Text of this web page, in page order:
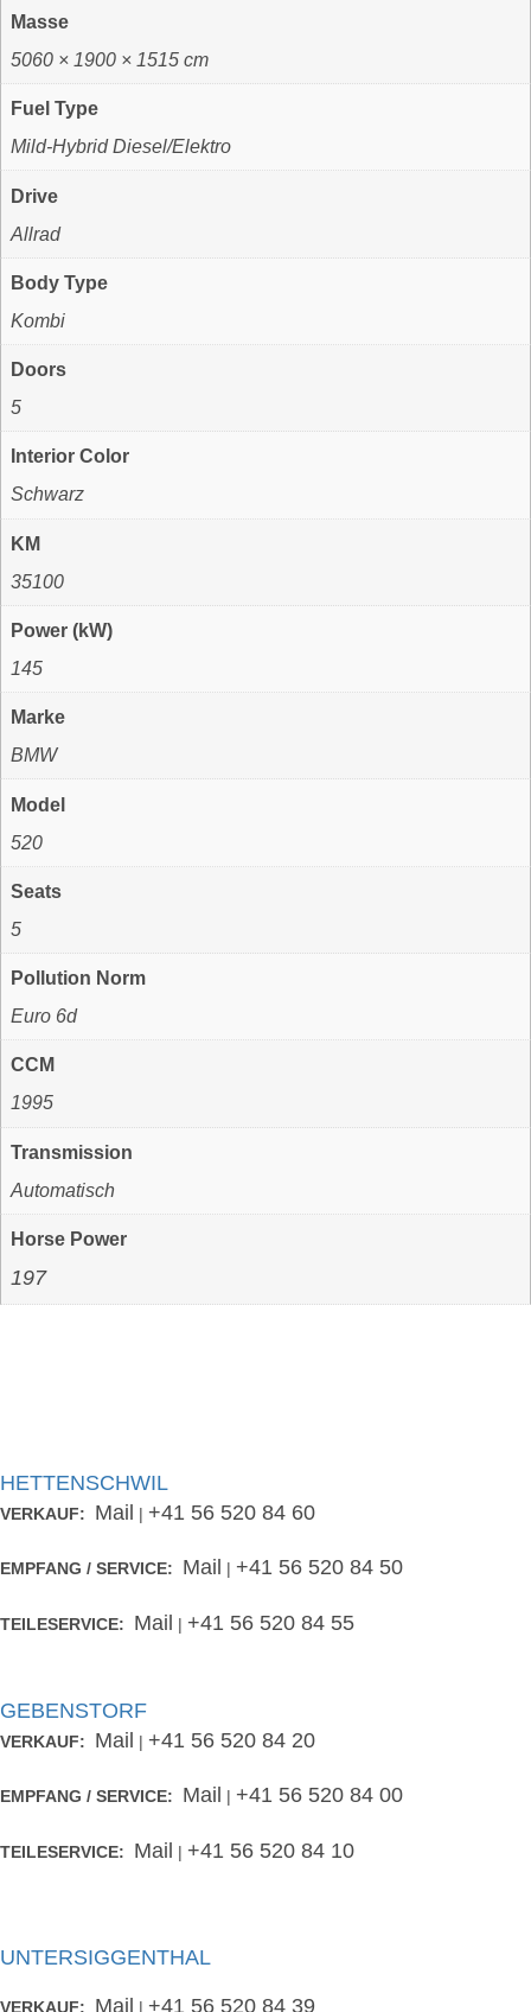
Masse
5060 × 1900 × 1515 cm
Fuel Type
Mild-Hybrid Diesel/Elektro
Drive
Allrad
Body Type
Kombi
Doors
5
Interior Color
Schwarz
KM
35100
Power (kW)
145
Marke
BMW
Model
520
Seats
5
Pollution Norm
Euro 6d
CCM
1995
Transmission
Automatisch
Horse Power
197
HETTENSCHWIL
VERKAUF: Mail | +41 56 520 84 60
EMPFANG / SERVICE: Mail | +41 56 520 84 50
TEILESERVICE: Mail | +41 56 520 84 55
GEBENSTORF
VERKAUF: Mail | +41 56 520 84 20
EMPFANG / SERVICE: Mail | +41 56 520 84 00
TEILESERVICE: Mail | +41 56 520 84 10
UNTERSIGGENTHAL
VERKAUF: Mail | +41 56 520 84 39